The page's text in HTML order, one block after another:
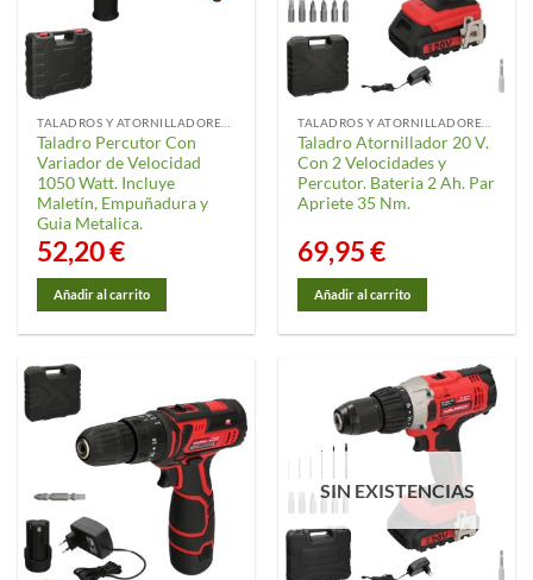
Taladro Percutor Con
Variador de Velocidad
1050 Watt. Incluye
Maletín, Empuñadura y
Guia Metalica.
52,20€
Añadir al carrito
Taladro Atornillador 20 V.
Con 2 Velocidades y
Percutor. Bateria 2 Ah. Par
Apriete 35 Nm.
69,95€
Añadir al carrito
SIN EXISTENCIAS